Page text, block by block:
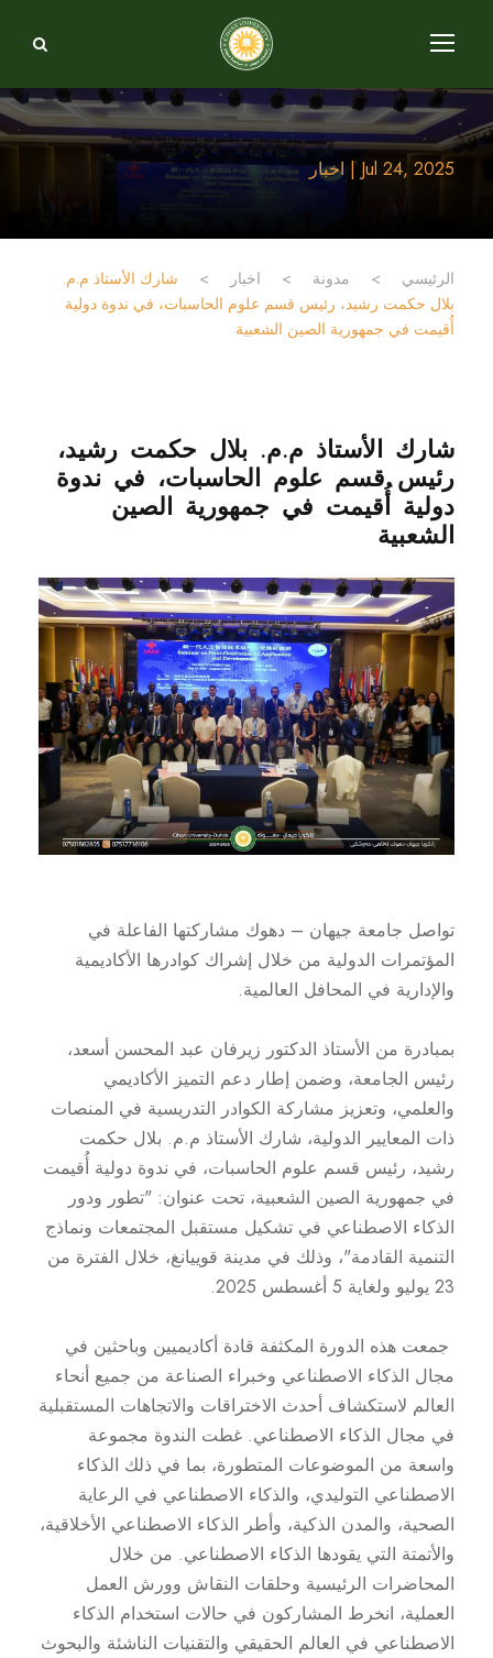
Jul 24, 2025 | اخبار
الرئيسي > مدونة > اخبار >
شارك الأستاذ م.م.
بلال حكمت رشيد، رئيس قسم علوم الحاسبات، في ندوة دولية
أُقيمت في جمهورية الصين الشعبية
شارك الأستاذ م.م. بلال حكمت رشيد،
رئيس قسم علوم الحاسبات، في ندوة
دولية أُقيمت في جمهورية الصين
الشعبية
تواصل جامعة جيهان – دهوك مشاركتها الفاعلة في
المؤتمرات الدولية من خلال إشراك كوادرها الأكاديمية
والإدارية في المحافل العالمية.
بمبادرة من الأستاذ الدكتور زيرفان عبد المحسن أسعد،
رئيس الجامعة، وضمن إطار دعم التميز الأكاديمي
والعلمي، وتعزيز مشاركة الكوادر التدريسية في المنصات
ذات المعايير الدولية، شارك الأستاذ م.م. بلال حكمت
رشيد، رئيس قسم علوم الحاسبات، في ندوة دولية أُقيمت
في جمهورية الصين الشعبية، تحت عنوان: "تطور ودور
الذكاء الاصطناعي في تشكيل مستقبل المجتمعات ونماذج
التنمية القادمة"، وذلك في مدينة قوييانغ، خلال الفترة من
23 يوليو ولغاية 5 أغسطس 2025.
جمعت هذه الدورة المكثفة قادة أكاديميين وباحثين في
مجال الذكاء الاصطناعي وخبراء الصناعة من جميع أنحاء
العالم لاستكشاف أحدث الاختراقات والاتجاهات المستقبلية
في مجال الذكاء الاصطناعي. غطت الندوة مجموعة
واسعة من الموضوعات المتطورة، بما في ذلك الذكاء
الاصطناعي التوليدي، والذكاء الاصطناعي في الرعاية
الصحية، والمدن الذكية، وأطر الذكاء الاصطناعي الأخلاقية،
والأتمتة التي يقودها الذكاء الاصطناعي. من خلال
المحاضرات الرئيسية وحلقات النقاش وورش العمل
العملية، انخرط المشاركون في حالات استخدام الذكاء
الاصطناعي في العالم الحقيقي والتقنيات الناشئة والبحوث